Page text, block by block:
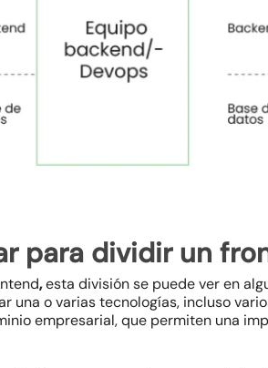
para dividir un
,esta división se puede ver en
una o varias tecnologías, incluso
empresarial, que permiten una